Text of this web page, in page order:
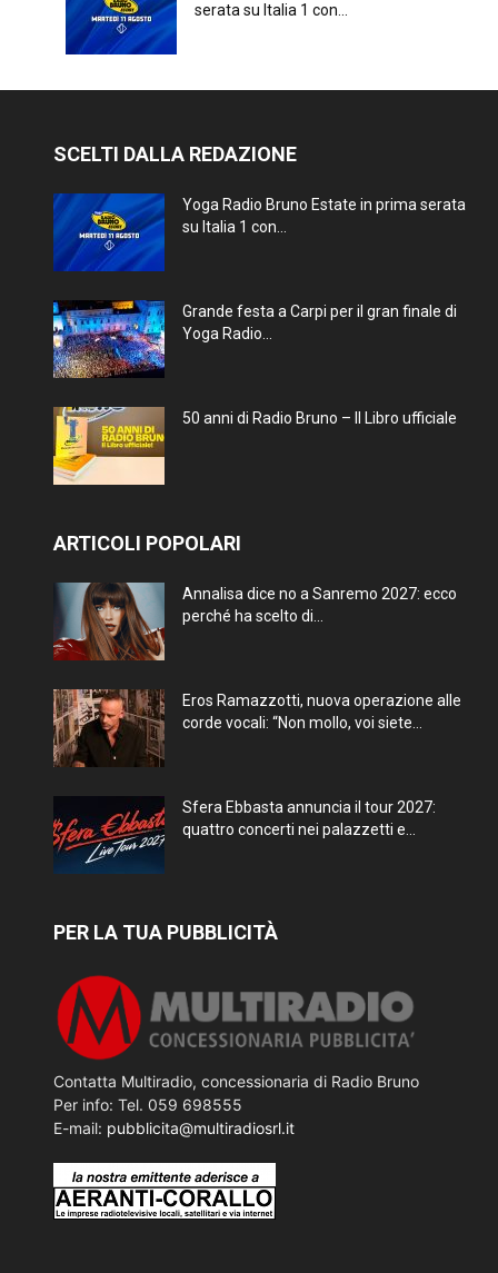
serata su Italia 1 con...
SCELTI DALLA REDAZIONE
Yoga Radio Bruno Estate in prima serata
su Italia 1 con...
Grande festa a Carpi per il gran finale di
Yoga Radio...
50 anni di Radio Bruno – Il Libro ufficiale
ARTICOLI POPOLARI
Annalisa dice no a Sanremo 2027: ecco
perché ha scelto di...
Eros Ramazzotti, nuova operazione alle
corde vocali: “Non mollo, voi siete...
Sfera Ebbasta annuncia il tour 2027:
quattro concerti nei palazzetti e...
PER LA TUA PUBBLICITÀ
Contatta Multiradio, concessionaria di Radio Bruno
Per info: Tel. 059 698555
E-mail: pubblicita@multiradiosrl.it